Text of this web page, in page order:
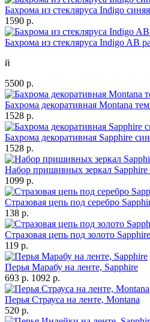
Бахрома из стекляруса Indigo синяя
1590 р.
Бахрома из стекляруса Indigo AB
й
5500 р.
Бахрома декоративная Montana
1528 р.
Бахрома декоративная Sapphire
1528 р.
Набор пришивных зеркал Sapphire
1099 р.
Стразовая цепь под серебро
138 р.
Стразовая цепь под золото Sapphire
119 р.
Перья Марабу на ленте, Sapphire
693 р. 1092 р.
Перья Страуса на ленте, Montana
520 р.